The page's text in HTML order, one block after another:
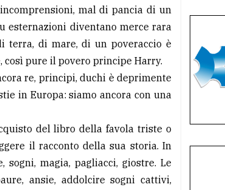
mal di pancia di un
esternazioni diventano merce rara
terra, di mare, di un poveraccio è
così pure il povero principe Harry.
re, principi, duchi è deprimente
in Europa: siamo ancora con una
del libro della favola triste o
il racconto della sua storia. In
sogni, magia, pagliacci, giostre. Le
ansie, addolcire sogni cattivi,